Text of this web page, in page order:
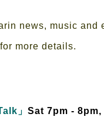
news, music and
more details.
」 Sat 7pm - 8pm,